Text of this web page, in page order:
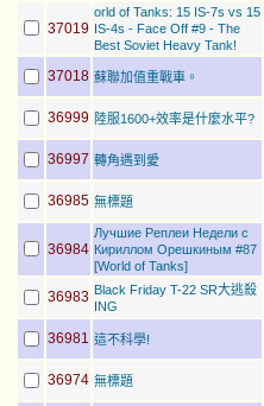
37019
orld of Tanks: 15 IS-7s vs 15
IS-4s - Face Off #9 - The
Best Soviet Heavy Tank!
37018 蘇聯加值重戰車。
36999 陸服1600+效率是什麼水平?
36997 轉角遇到愛
36985 無標題
36984
Лучшие Реплеи Недели с
Кириллом Орешкиным #87
[World of Tanks]
36983 Black Friday T-22 SR大逃殺
ING
36981 這不科學!
36974 無標題